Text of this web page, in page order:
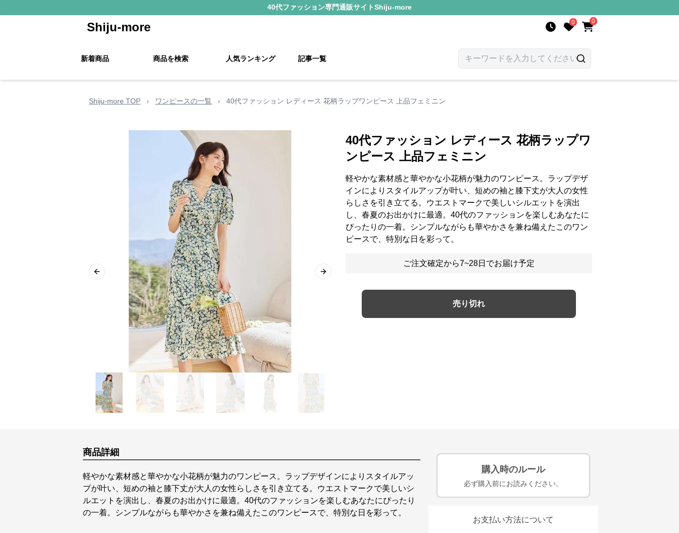
40代ファッション専門通販サイトShiju-more
Shiju-more 0 0
新着商品 商品を検索 人気ランキング 記事一覧
Shiju-more TOP › ワンピースの一覧 › 40代ファッション レディース 花柄ラップワンピース 上品フェミニン
Previous slide Next slide
40代ファッション レディース 花柄ラップワ
ンピース 上品フェミニン
軽やかな素材感と華やかな小花柄が魅力のワンピース。ラップデザ
インによりスタイルアップが叶い、短めの袖と膝下丈が大人の女性
らしさを引き立てる。ウエストマークで美しいシルエットを演出
し、春夏のお出かけに最適。40代のファッションを楽しむあなたに
ぴったりの一着。シンプルながらも華やかさを兼ね備えたこのワン
ピースで、特別な日を彩って。
ご注文確定から7~28日でお届け予定
売り切れ
商品詳細
軽やかな素材感と華やかな小花柄が魅力のワンピース。ラップデザインによりスタイルアッ
プが叶い、短めの袖と膝下丈が大人の女性らしさを引き立てる。ウエストマークで美しいシ
ルエットを演出し、春夏のお出かけに最適。40代のファッションを楽しむあなたにぴったり
の一着。シンプルながらも華やかさを兼ね備えたこのワンピースで、特別な日を彩って。
購入時のルール
必ず購入前にお読みください。
お支払い方法について